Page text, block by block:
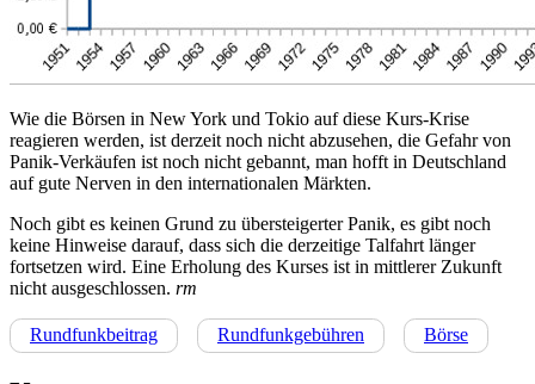
Wie die Börsen in New York und Tokio auf diese Kurs-Krise
reagieren werden, ist derzeit noch nicht abzusehen, die Gefahr von
Panik-Verkäufen ist noch nicht gebannt, man hofft in Deutschland
auf gute Nerven in den internationalen Märkten.
Noch gibt es keinen Grund zu übersteigerter Panik, es gibt noch
keine Hinweise darauf, dass sich die derzeitige Talfahrt länger
fortsetzen wird. Eine Erholung des Kurses ist in mittlerer Zukunft
nicht ausgeschlossen. rm
Rundfunkbeitrag Rundfunkgebühren Börse